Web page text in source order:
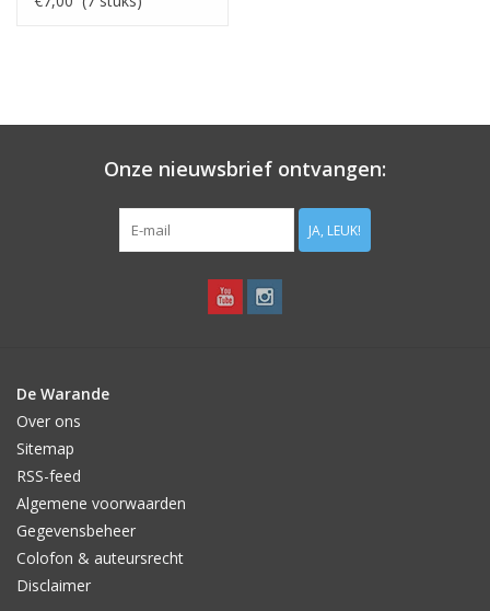
Onze nieuwsbrief ontvangen:
JA, LEUK!
De Warande
Over ons
Sitemap
RSS-feed
Algemene voorwaarden
Gegevensbeheer
Colofon & auteursrecht
Disclaimer